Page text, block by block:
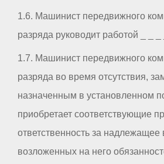
1.6. Машинист передвижного
разряда руководит работой _ _ _
1.7. Машинист передвижного
разряда во время отсутствия,
назначенным в установленном
приобретает соответствующие
ответственность за
возложенных на него